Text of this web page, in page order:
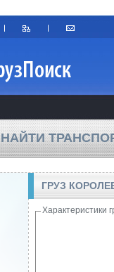
НАЙТИ
ГРУЗ
Характеристики